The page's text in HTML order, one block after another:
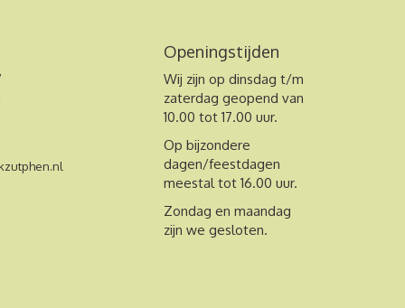
Openingstijden
Wij zijn op dinsdag t/m
zaterdag geopend van
10.00 tot 17.00 uur.
Op bijzondere
dagen/feestdagen
meestal tot 16.00 uur.
Zondag en maandag
zijn we gesloten.